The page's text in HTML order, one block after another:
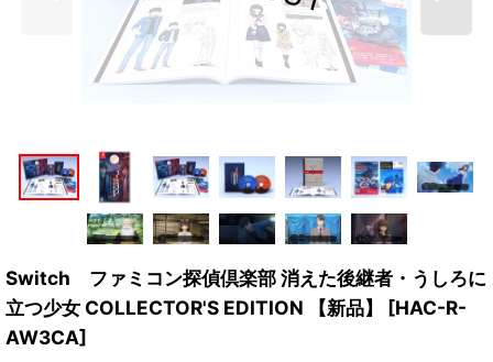
Switch ファミコン探偵倶楽部 消えた後継者・うしろに
立つ少女 COLLECTOR'S EDITION 【新品】
[HAC-R-
AW3CA]